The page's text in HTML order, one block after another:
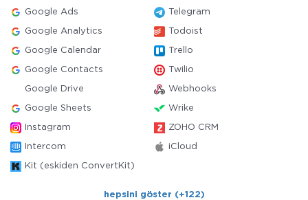
Google Ads Telegram
Google Analytics Todoist
Google Calendar Trello
Google Contacts Twilio
Google Drive Webhooks
Google Sheets Wrike
Instagram ZOHO CRM
Intercom iCloud
Kit (eskiden ConvertKit)
hepsini göster (+122)